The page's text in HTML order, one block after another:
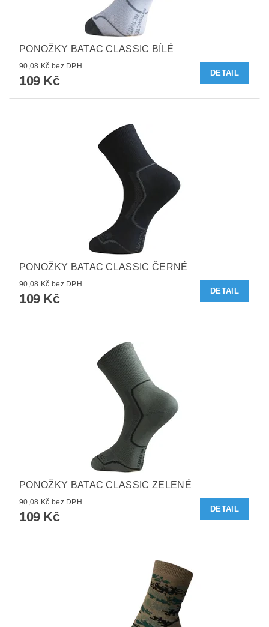
PONOŽKY BATAC CLASSIC BÍLÉ
90,08 Kč bez DPH
109 Kč
DETAIL
PONOŽKY BATAC CLASSIC ČERNÉ
90,08 Kč bez DPH
109 Kč
DETAIL
PONOŽKY BATAC CLASSIC ZELENÉ
90,08 Kč bez DPH
109 Kč
DETAIL